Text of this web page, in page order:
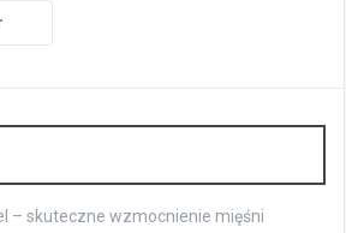
– skuteczne wzmocnienie mięśni